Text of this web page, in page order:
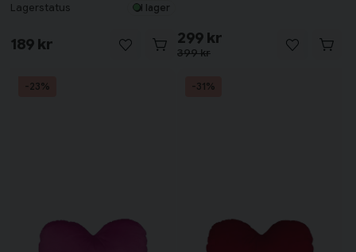
Lagerstatus I lager
189 kr 399 kr
299 kr
-23% -31%